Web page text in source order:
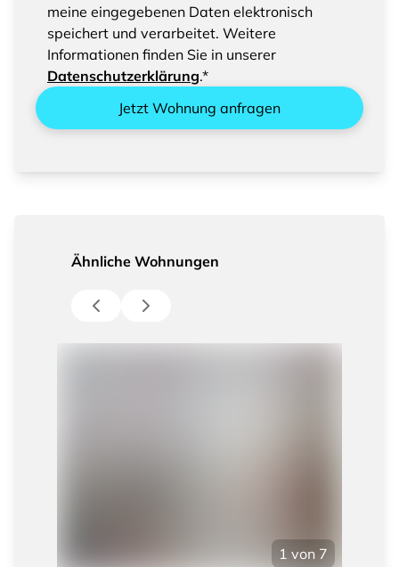
eingegebenen Daten
meine eingegebenen Daten elektronisch
speichert und verarbeitet. Weitere
Informationen finden Sie in unserer
Datenschutzerklärung.*
Jetzt Wohnung anfragen
Ähnliche Wohnungen
1 von 7